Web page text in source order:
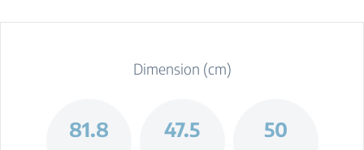
Dimension (cm)
81.8 47.5 50